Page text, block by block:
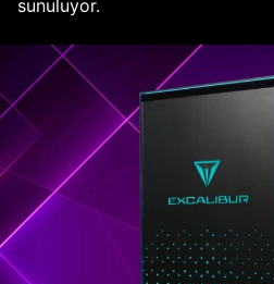
sunuluyor.